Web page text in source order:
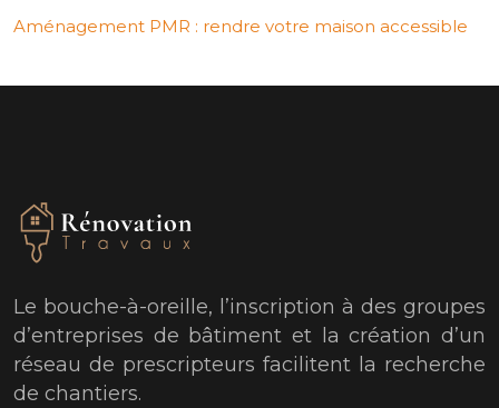
Aménagement PMR : rendre votre maison accessible
Le bouche-à-oreille, l’inscription à des groupes
d’entreprises de bâtiment et la création d’un
réseau de prescripteurs facilitent la recherche
de chantiers.